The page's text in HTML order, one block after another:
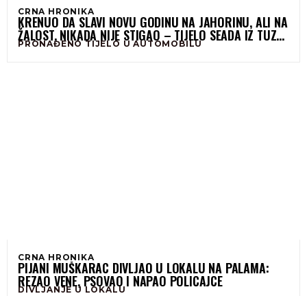
CRNA HRONIKA
KRENUO DA SLAVI NOVU GODINU NA JAHORINU, ALI NA
ŽALOST, NIKADA NIJE STIGAO – TIJELO SEADA IZ TUZLE
PRONAĐENO U AUTOMOBILU
PRONAĐENO TIJELO U AUTOMOBILU
CRNA HRONIKA
PIJANI MUŠKARAC DIVLJAO U LOKALU NA PALAMA:
REZAO VENE, PSOVAO I NAPAO POLICAJCE
DIVLJANJE U LOKALU